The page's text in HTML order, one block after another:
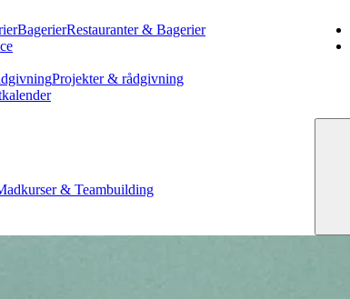
& Teambuilding
BagerierRestauranter & Bagerier
Projekter & rådgivning